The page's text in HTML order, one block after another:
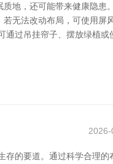
地，还可能带来健康隐患
无法改动布局，可使用屏
通过吊挂帘子、摆放绿植或
存的要道。通过科学合理的